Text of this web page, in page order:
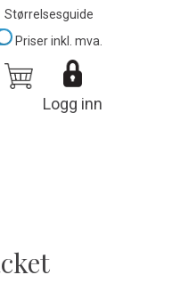
Størrelsesguide
Logg inn
Priser inkl. mva.